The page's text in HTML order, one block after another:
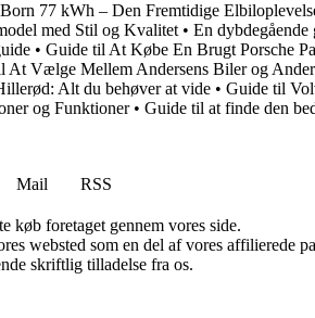
77 kWh – Den Fremtidige
med Stil og Kvalitet • En
• Guide til At Købe En Brugt Porsche
At Vælge Mellem Andersens Biler og
Alt du behøver at vide • Guide til
og Funktioner• Guide til at finde den
Mail
RSS
foretaget gennem vores side.
websted som en del af vores affilierede
skriftlig tilladelse fra os.